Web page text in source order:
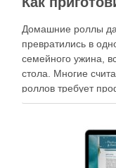
Домашние роллы
превратились в
семейного ужина,
стола. Многие
роллов требует
специального
кухне. Главное — …